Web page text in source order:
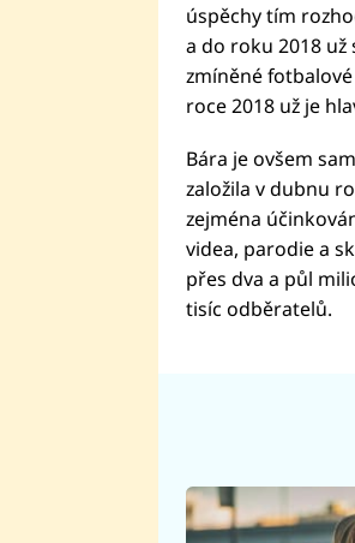
úspěchy tím
a do roku 2018 už
zmíněné
roce 2018 už je
Bára je ovšem
založila v dubnu
zejména
videa, parodie a
přes dva a půl
tisíc odběratelů.